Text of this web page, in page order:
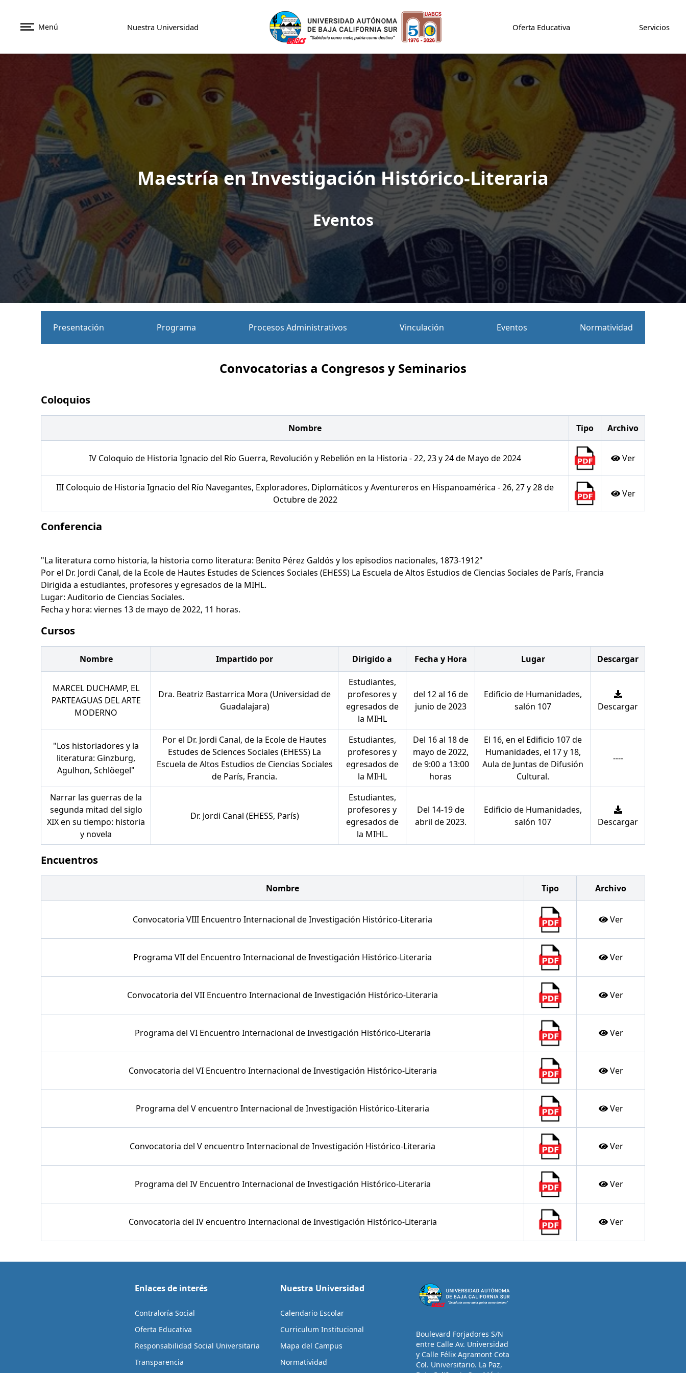
Menú Nuestra Universidad Oferta Educativa Servicios
Maestría en Investigación Histórico-Literaria
Eventos
Presentación Programa Procesos Administrativos Vinculación Eventos Normatividad
Convocatorias a Congresos y Seminarios
Coloquios
Nombre Tipo Archivo
IV Coloquio de Historia Ignacio del Río Guerra, Revolución y Rebelión en la Historia - 22, 23 y 24 de Mayo de 2024 Ver
III Coloquio de Historia Ignacio del Río Navegantes, Exploradores, Diplomáticos y Aventureros en Hispanoamérica - 26, 27 y 28 de
Octubre de 2022
Ver
Conferencia
"La literatura como historia, la historia como literatura: Benito Pérez Galdós y los episodios nacionales, 1873-1912"
Por el Dr. Jordi Canal, de la Ecole de Hautes Estudes de Sciences Sociales (EHESS) La Escuela de Altos Estudios de Ciencias Sociales de París, Francia
Dirigida a estudiantes, profesores y egresados de la MIHL.
Lugar: Auditorio de Ciencias Sociales.
Fecha y hora: viernes 13 de mayo de 2022, 11 horas.
Cursos
Nombre Impartido por Dirigido a Fecha y Hora Lugar Descargar
MARCEL DUCHAMP, EL
PARTEAGUAS DEL ARTE
MODERNO
Dra. Beatriz Bastarrica Mora (Universidad de
Guadalajara)
Estudiantes,
profesores y
egresados de
la MIHL
del 12 al 16 de
junio de 2023
Edificio de Humanidades,
salón 107
Descargar
"Los historiadores y la
literatura: Ginzburg,
Agulhon, Schlöegel"
Por el Dr. Jordi Canal, de la Ecole de Hautes
Estudes de Sciences Sociales (EHESS) La
Escuela de Altos Estudios de Ciencias Sociales
de París, Francia.
Estudiantes,
profesores y
egresados de
la MIHL
Del 16 al 18 de
mayo de 2022,
de 9:00 a 13:00
horas
El 16, en el Edificio 107 de
Humanidades, el 17 y 18,
Aula de Juntas de Difusión
Cultural.
----
Narrar las guerras de la
segunda mitad del siglo
XIX en su tiempo: historia
y novela
Dr. Jordi Canal (EHESS, París)
Estudiantes,
profesores y
egresados de
la MIHL.
Del 14-19 de
abril de 2023.
Edificio de Humanidades,
salón 107
Descargar
Encuentros
Nombre Tipo Archivo
Convocatoria VIII Encuentro Internacional de Investigación Histórico-Literaria Ver
Programa VII del Encuentro Internacional de Investigación Histórico-Literaria Ver
Convocatoria del VII Encuentro Internacional de Investigación Histórico-Literaria Ver
Programa del VI Encuentro Internacional de Investigación Histórico-Literaria Ver
Convocatoria del VI Encuentro Internacional de Investigación Histórico-Literaria Ver
Programa del V encuentro Internacional de Investigación Histórico-Literaria Ver
Convocatoria del V encuentro Internacional de Investigación Histórico-Literaria Ver
Programa del IV Encuentro Internacional de Investigación Histórico-Literaria Ver
Convocatoria del IV encuentro Internacional de Investigación Histórico-Literaria Ver
Enlaces de interés
Contraloría Social
Oferta Educativa
Responsabilidad Social Universitaria
Transparencia
Nuestra Universidad
Calendario Escolar
Curriculum Institucional
Mapa del Campus
Normatividad
Boulevard Forjadores S/N
entre Calle Av. Universidad
y Calle Félix Agramont Cota
Col. Universitario. La Paz,